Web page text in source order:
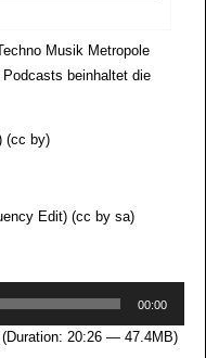
Musik Metropole
beinhaltet die
(cc by)
Edit) (cc by sa)
00:00
(Duration: 20:26 — 47.4MB)